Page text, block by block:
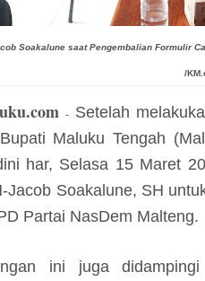
Soakalune saat Pengembalian Formulir
/
- Setelah
Maluku Tengah
har, Selasa 15 Maret
Jacob Soakalune, SH
Partai NasDem Malteng.
ini juga